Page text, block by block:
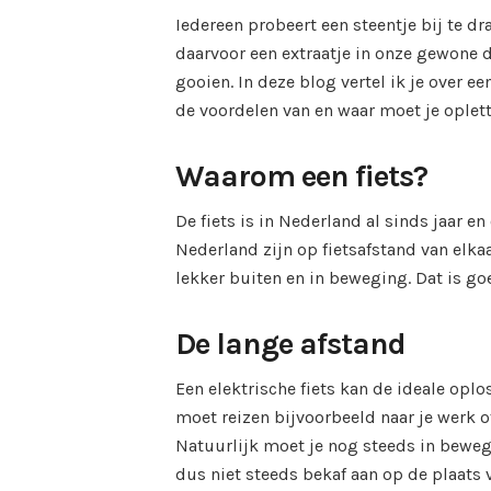
Iedereen probeert een steentje bij te
daarvoor een extraatje in onze gewone
gooien. In deze blog vertel ik je over
de voordelen van en waar moet je
Waarom een fiets?
De fiets is in Nederland al sinds jaar
Nederland zijn op fietsafstand van
lekker buiten en in beweging. Dat is
De lange afstand
Een elektrische fiets kan de ideale
moet reizen bijvoorbeeld naar je werk
Natuurlijk moet je nog steeds in
dus niet steeds bekaf aan op de plaats